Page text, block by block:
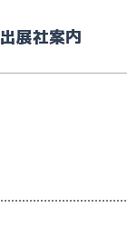
出展社案内